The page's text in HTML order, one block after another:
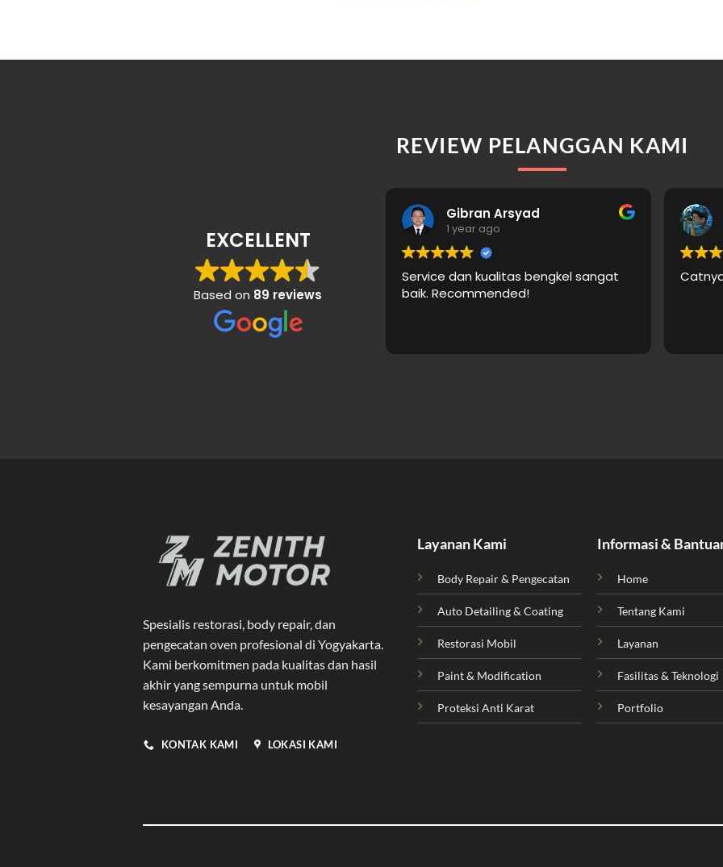
REVIEW PELANGGAN KAMI
EXCELLENT
Based on 89 reviews
Gibran Arsyad
1 year ago
Service dan kualitas bengkel sangat
baik. Recommended!
Spesialis restorasi, body repair, dan
pengecatan oven profesional di Yogyakarta.
Kami berkomitmen pada kualitas dan hasil
akhir yang sempurna untuk mobil
kesayangan Anda.
KONTAK KAMI LOKASI KAMI
Layanan Kami
Body Repair & Pengecatan
Auto Detailing & Coating
Restorasi Mobil
Paint & Modification
Proteksi Anti Karat
Informasi &
Home
Tentang Kami
Layanan
Fasilitas & Teknologi
Portfolio